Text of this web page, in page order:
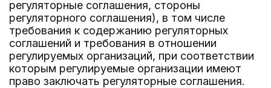
регуляторные соглашения, стороны
регуляторного соглашения), в том числе
требования к содержанию регуляторных
соглашений и требования в отношении
регулируемых организаций, при соответствии
которым регулируемые организации имеют
право заключать регуляторные соглашения.